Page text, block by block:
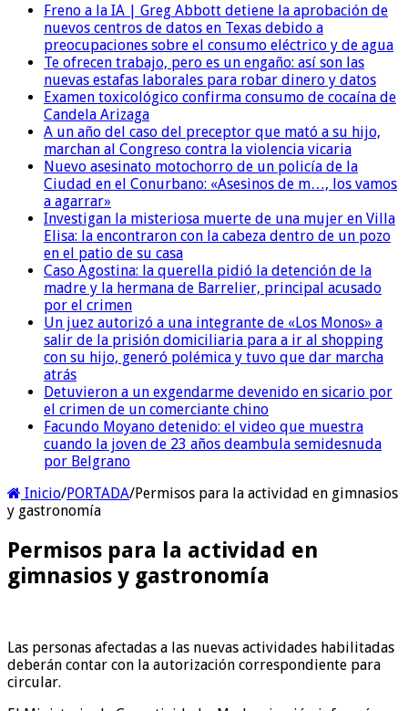
Freno a la IA | Greg Abbott detiene la aprobación de
nuevos centros de datos en Texas debido a
preocupaciones sobre el consumo eléctrico y de agua
Te ofrecen trabajo, pero es un engaño: así son las
nuevas estafas laborales para robar dinero y datos
Examen toxicológico confirma consumo de cocaína de
Candela Arizaga
A un año del caso del preceptor que mató a su hijo,
marchan al Congreso contra la violencia vicaria
Nuevo asesinato motochorro de un policía de la
Ciudad en el Conurbano: «Asesinos de m…, los vamos
a agarrar»
Investigan la misteriosa muerte de una mujer en Villa
Elisa: la encontraron con la cabeza dentro de un pozo
en el patio de su casa
Caso Agostina: la querella pidió la detención de la
madre y la hermana de Barrelier, principal acusado
por el crimen
Un juez autorizó a una integrante de «Los Monos» a
salir de la prisión domiciliaria para a ir al shopping
con su hijo, generó polémica y tuvo que dar marcha
atrás
Detuvieron a un exgendarme devenido en sicario por
el crimen de un comerciante chino
Facundo Moyano detenido: el video que muestra
cuando la joven de 23 años deambula semidesnuda
por Belgrano
Inicio/PORTADA/Permisos para la actividad en gimnasios
y gastronomía
Permisos para la actividad en
gimnasios y gastronomía
Las personas afectadas a las nuevas actividades habilitadas
deberán contar con la autorización correspondiente para
circular.